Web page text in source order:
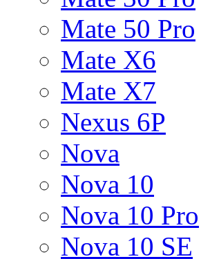
Mate 50 Pro
Mate X6
Mate X7
Nexus 6P
Nova
Nova 10
Nova 10 Pro
Nova 10 SE